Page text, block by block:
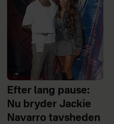
Efter lang pause:
Nu bryder Jackie
Navarro tavsheden